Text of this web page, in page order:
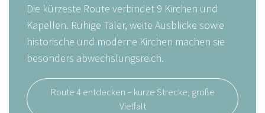
Die kürzeste Route verbindet 9 Kirchen und
Kapellen. Ruhige Täler, weite Ausblicke sowie
historische und moderne Kirchen machen sie
besonders abwechslungsreich.
Route 4 entdecken – kurze Strecke, große
Vielfalt